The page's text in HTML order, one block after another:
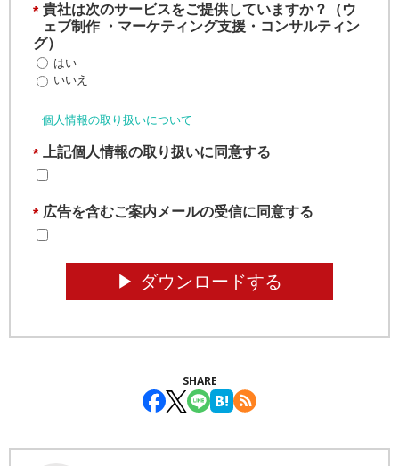
* 貴社は次のサービスをご提供していますか？（ウ
ェブ制作 ・マーケティング支援・コンサルティン
グ）
はい
いいえ
個人情報の取り扱いについて
* 上記個人情報の取り扱いに同意する
* 広告を含むご案内メールの受信に同意する
▶︎ ダウンロードする
SHARE